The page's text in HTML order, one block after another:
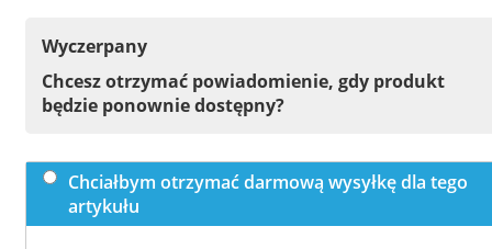
Wyczerpany
Chcesz otrzymać powiadomienie, gdy produkt
będzie ponownie dostępny?
Chciałbym otrzymać darmową wysyłkę dla tego
artykułu